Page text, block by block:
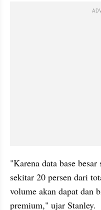
"Karena data base
sekitar 20 persen dari
volume akan dapat dan
premium," ujar Stanley.